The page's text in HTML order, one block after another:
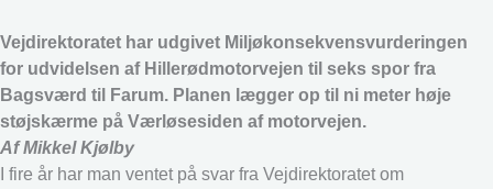
Vejdirektoratet har udgivet Miljøkonsekvensvurderingen
for udvidelsen af Hillerødmotorvejen til seks spor fra
Bagsværd til Farum. Planen lægger op til ni meter høje
støjskærme på Værløsesiden af motorvejen.
Af Mikkel Kjølby
I fire år har man ventet på svar fra Vejdirektoratet om